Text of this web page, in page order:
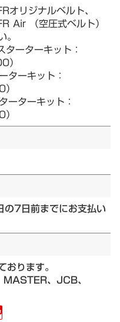
リジナルベルト、
Air （空圧式ベルト）
ーターキット：
ターキット：
ーターキット：
7日前までにお支払い
ります。
、JCB、